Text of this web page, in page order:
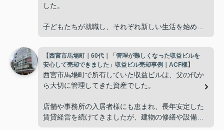
した。
子どもたちが就職し、それぞれ新しい生活を始める
使わない部屋が増え、
「今の私たちには少し広すぎるね。」
掃除や管理の負担も考え、夫婦二人にちょうど良い
【西宮市馬場町｜60代｜「管理が難しくなった収益ビルを
安心して売却できました」収益ビル売却事例｜ACF様】
西宮市馬場町で所有していた収益ビルは、父の代か
ら大切に管理してきた資産でした。
店舗や事務所の入居者様にも恵まれ、長年安定した
賃貸経営を続けてきましたが、建物の修繕や設備更